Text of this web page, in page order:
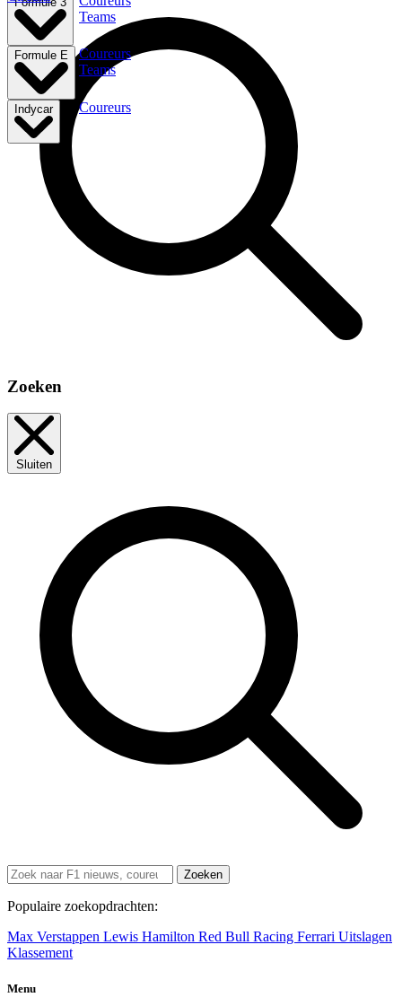
Teams
Formule E
Coureurs
Teams
Indycar Coureurs
Zoeken
Sluiten
Zoeken
Populaire zoekopdrachten:
Max Verstappen Lewis Hamilton Red Bull Racing Ferrari Uitslagen
Klassement
Menu